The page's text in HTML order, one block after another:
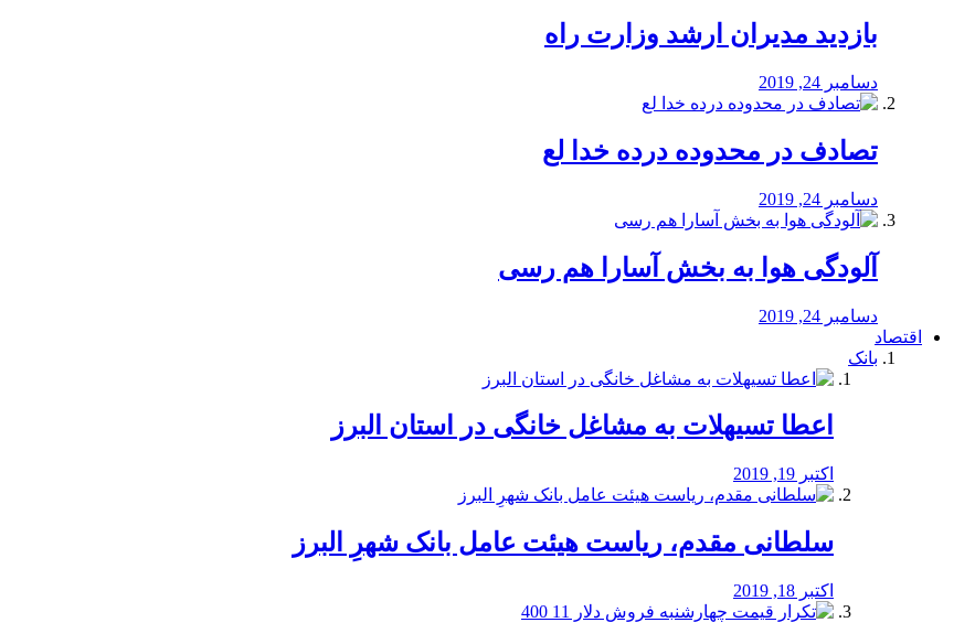
بازدید مدیران ارشد وزارت راه
دسامبر 24, 2019
تصادف در محدوده درده خدا لع
دسامبر 24, 2019
آلودگی هوا به بخش آسارا هم رسی
دسامبر 24, 2019
اقتصاد
بانک
️اعطا تسیهلات به مشاغل خانگی در استان البرز
اکتبر 19, 2019
سلطانی مقدم، ریاست هیئت عامل بانک شهرِ البرز
اکتبر 18, 2019